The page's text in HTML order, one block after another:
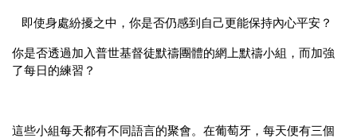
即使身處紛擾之中，你是否仍感到自己更能保持內心平安？
你是否透過加入普世基督徒默禱團體的網上默禱小組，而加強
了每日的練習？
這些小組每天都有不同語言的聚會。在葡萄牙，每天便有三個